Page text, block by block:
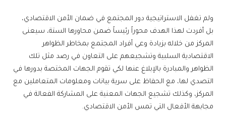
ولم تغفل الاستراتيجية دور المجتمع في ضمان الأمن الاقتصادي،
بل أفردت لهذا الهدف محوراً رئيساً ضمن محاورها الستة، سيعنى
المركز من خلاله بزيادة وعي أفراد المجتمع بمخاطر الظواهر
الاقتصادية السلبية وتشجيعهم على التعاون في رصد مثل تلك
الظواهر والمبادرة بالإبلاغ عنها لكي تقوم الجهات المختصة بدورها في
التصدي لها، مع الحفاظ على سرية بيانات ومعلومات المتعاملين مع
المركز، وكذلك تشجيع الجهات المعنية على المشاركة الفعالة في
مجابهة الأفعال التي تمس الأمن الاقتصادي.